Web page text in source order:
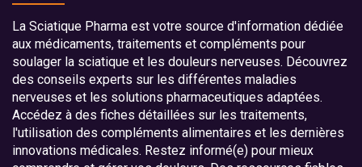
La Sciatique Pharma est votre source d'information dédiée
aux médicaments, traitements et compléments pour
soulager la sciatique et les douleurs nerveuses. Découvrez
des conseils experts sur les différentes maladies
nerveuses et les solutions pharmaceutiques adaptées.
Accédez à des fiches détaillées sur les traitements,
l'utilisation des compléments alimentaires et les dernières
innovations médicales. Restez informé(e) pour mieux